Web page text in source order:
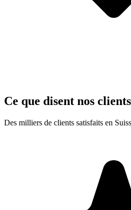
Ce que disent nos clients
Des milliers de clients satisfaits en